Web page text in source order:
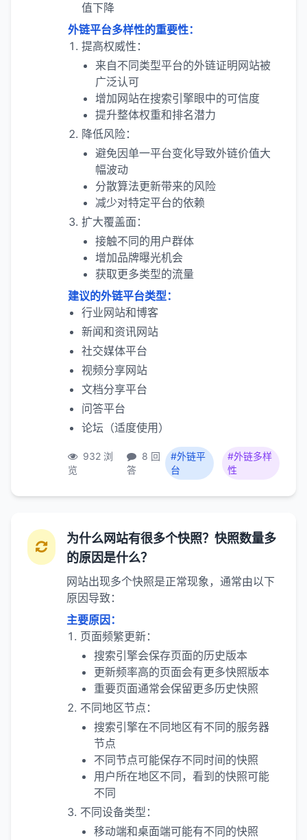
值下降
外链平台多样性的重要性：
提高权威性：
来自不同类型平台的外链证明网站被
广泛认可
增加网站在搜索引擎眼中的可信度
提升整体权重和排名潜力
降低风险：
避免因单一平台变化导致外链价值大
幅波动
分散算法更新带来的风险
减少对特定平台的依赖
扩大覆盖面：
接触不同的用户群体
增加品牌曝光机会
获取更多类型的流量
建议的外链平台类型：
行业网站和博客
新闻和资讯网站
社交媒体平台
视频分享网站
文档分享平台
问答平台
论坛（适度使用）
932 浏
览
8 回
答
#外链平
台
#外链多样
性
为什么网站有很多个快照？快照数量多
的原因是什么？
网站出现多个快照是正常现象，通常由以下
原因导致：
主要原因：
页面频繁更新：
搜索引擎会保存页面的历史版本
更新频率高的页面会有更多快照版本
重要页面通常会保留更多历史快照
不同地区节点：
搜索引擎在不同地区有不同的服务器
节点
不同节点可能保存不同时间的快照
用户所在地区不同，看到的快照可能
不同
不同设备类型：
移动端和桌面端可能有不同的快照